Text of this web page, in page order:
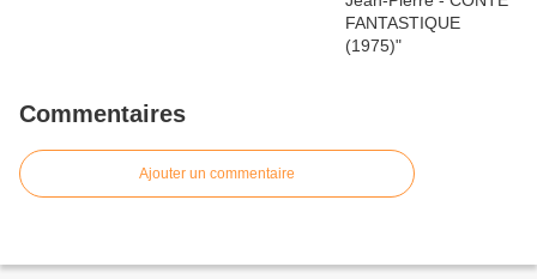
Commentaires
Ajouter un commentaire